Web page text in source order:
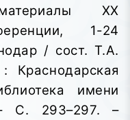
XX
1-24
/ сост. Т.А.
Краснодарская
имени
С. 293–297. –